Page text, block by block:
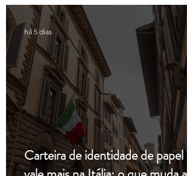
Carteira de identidade de papel
há 5 dias